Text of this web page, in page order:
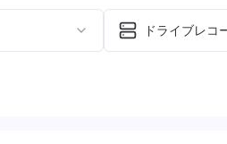
ドライブレコ